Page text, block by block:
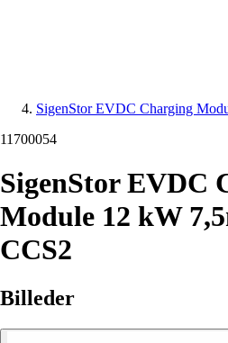
SigenStor EVDC Charging
11700054
SigenStor EVDC
Module 12 kW
CCS2
Billeder